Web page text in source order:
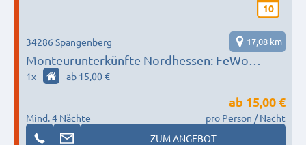
10
Monteurunterkünfte Nordhessen: FeWo
Sennhenn
34286 Spangenberg 17,08 km
1x ab 15,00 €
Mind. 4 Nächte
ab 15,00 €
pro Person / Nacht
ZUM ANGEBOT